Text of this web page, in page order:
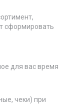
сформировать
для вас время
чеки) при